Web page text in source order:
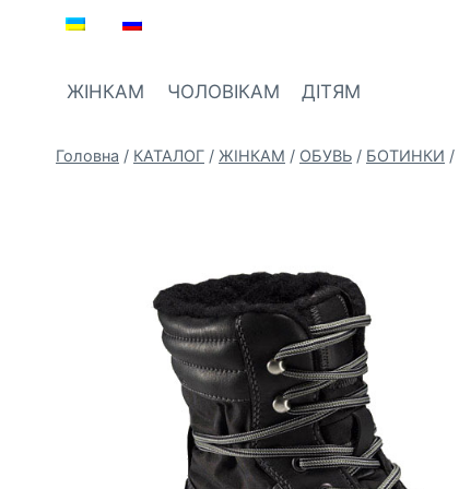
Перейти
ЖІНКАМ ЧОЛОВІКАМ ДІТЯМ
Головна / КАТАЛОГ / ЖIНКАМ / ОБУВЬ / БОТИНКИ /